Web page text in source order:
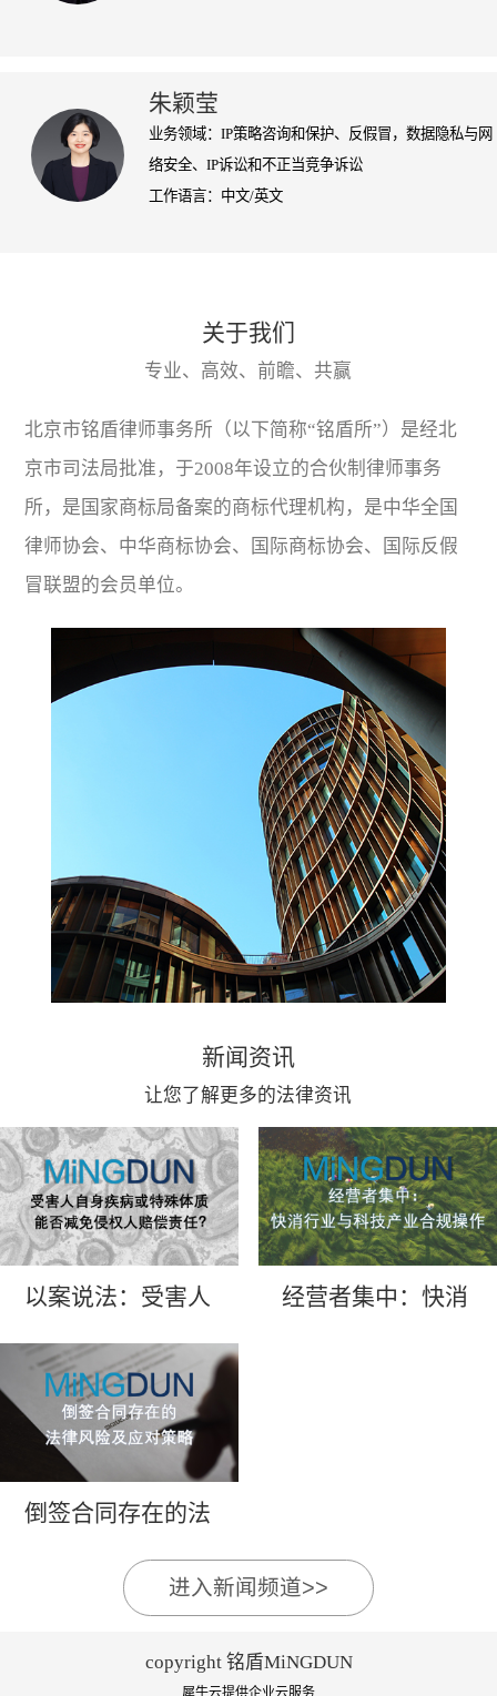
朱颖莹
业务领域：IP策略咨询和保护、反假冒，数据隐私与网
络安全、IP诉讼和不正当竞争诉讼
工作语言：中文/英文
关于我们
专业、高效、前瞻、共赢
北京市铭盾律师事务所（以下简称“铭盾所”）是经北
京市司法局批准，于2008年设立的合伙制律师事务
所，是国家商标局备案的商标代理机构，是中华全国
律师协会、中华商标协会、国际商标协会、国际反假
冒联盟的会员单位。
新闻资讯
让您了解更多的法律资讯
以案说法：受害人
质能否减免侵权人
赔偿责任？
经营者集中：快消
倒签合同存在的法
进入新闻频道>>
copyright 铭盾MiNGDUN
犀牛云提供企业云服务